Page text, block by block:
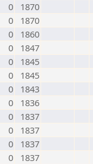
0
1870
0
1870
0
1860
0
1847
0
1845
0
1845
0
1843
0
1836
0
1837
0
1837
0
1837
0
1837